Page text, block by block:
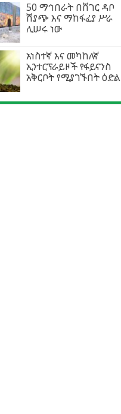
50 ማኅበራት በሸገር ዳቦ
ሽያጭ እና ማከፋፈያ ሥራ
ሊሠሩ ነው
አነስተኛ እና መካከለኛ
ኢንተርፕራይዞች የፋይናንስ
አቅርቦት የሚያገኙበት ዕድል